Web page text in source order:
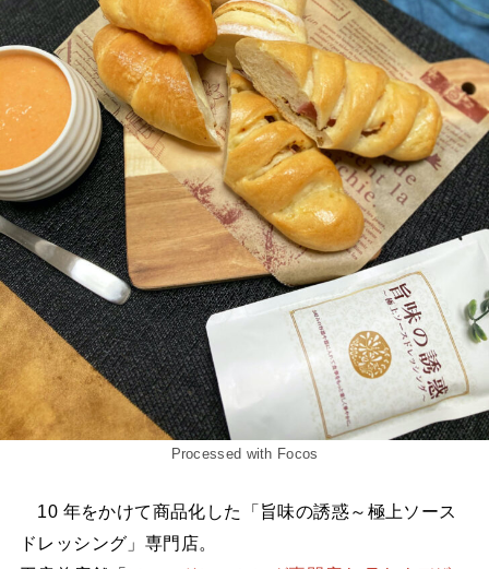
Processed with Focos
10 年をかけて商品化した「旨味の誘惑～極上ソース
ドレッシング」専門店。